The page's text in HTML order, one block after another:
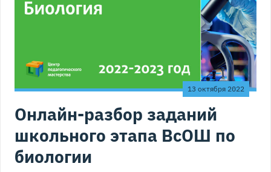
13 октября 2022
Онлайн-разбор заданий
школьного этапа ВсОШ по
биологии